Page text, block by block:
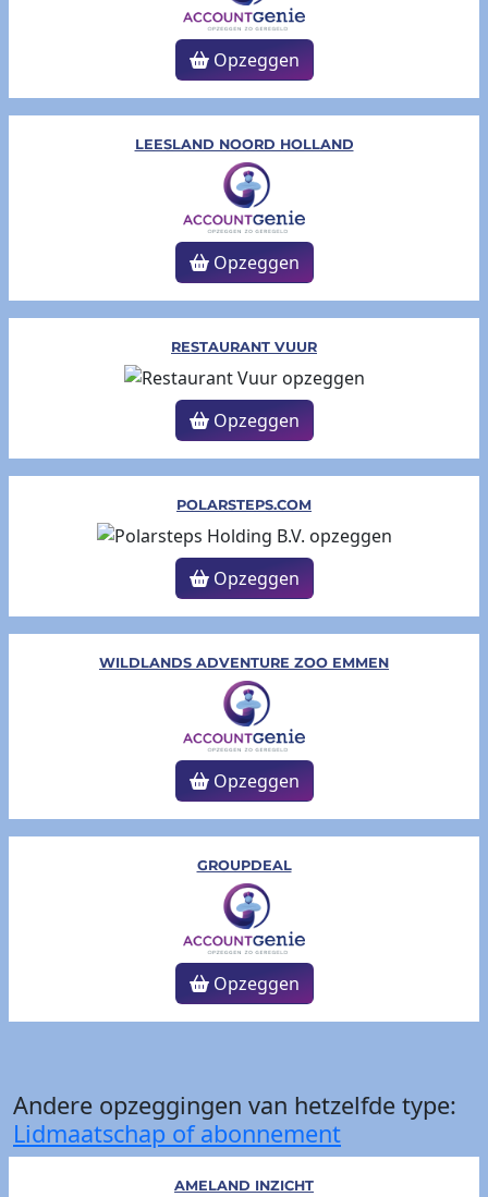
Opzeggen
LEESLAND NOORD HOLLAND
Opzeggen
RESTAURANT VUUR
Opzeggen
POLARSTEPS.COM
Opzeggen
WILDLANDS ADVENTURE ZOO EMMEN
Opzeggen
GROUPDEAL
Opzeggen
Andere opzeggingen van hetzelfde type:
Lidmaatschap of abonnement
AMELAND INZICHT